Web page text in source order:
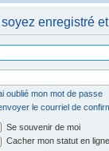
enregistré
oublié mon mot de passe
le courriel de
Se souvenir de moi
Cacher mon statut en